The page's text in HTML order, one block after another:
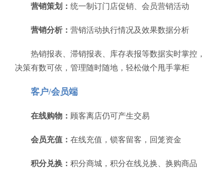
营销策划： 统一制订门店促销、会员营销活动
营销分析： 营销活动执行情况及效果数据分析
热销报表、滞销报表、库存表报等数据实时掌控，
决策有数可依，管理随时随地，轻松做个甩手掌柜
客户/会员端
在线购物： 顾客离店仍可产生交易
会员充值： 在线充值，锁客留客，回笼资金
积分兑换： 积分商城，积分在线兑换、换购商品